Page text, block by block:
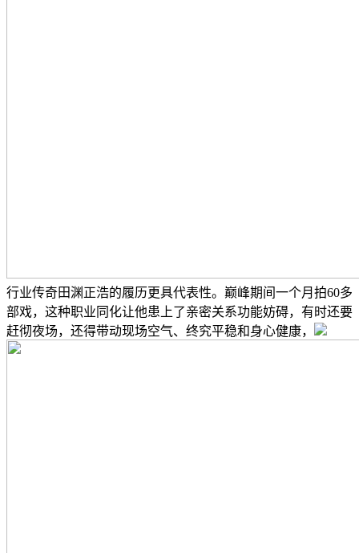
行业传奇田渊正浩的履历更具代表性。巅峰期间一个月拍60多
部戏，这种职业同化让他患上了亲密关系功能妨碍，有时还要
赶彻夜场，还得带动现场空气、终究平稳和身心健康，